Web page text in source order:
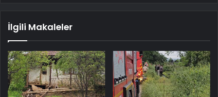
İlgili Makaleler